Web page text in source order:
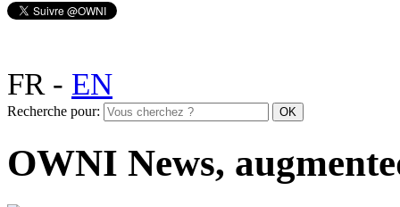
FR- EN
Recherche pour:
OWNI News,